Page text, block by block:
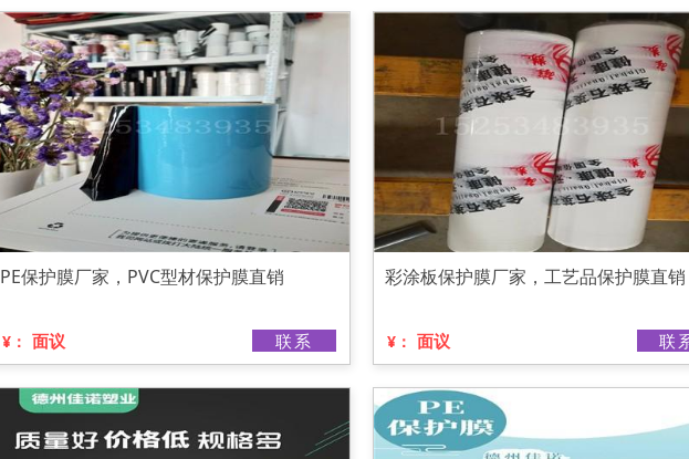
PE保护膜厂家，PVC型材保护膜直销
¥： 面议 联系
彩涂板保护膜厂家，工艺品保护膜直销
¥： 面议 联